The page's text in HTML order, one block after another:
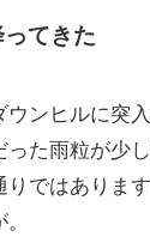
てきた
ンヒルに突
った雨粒が少
りではありま